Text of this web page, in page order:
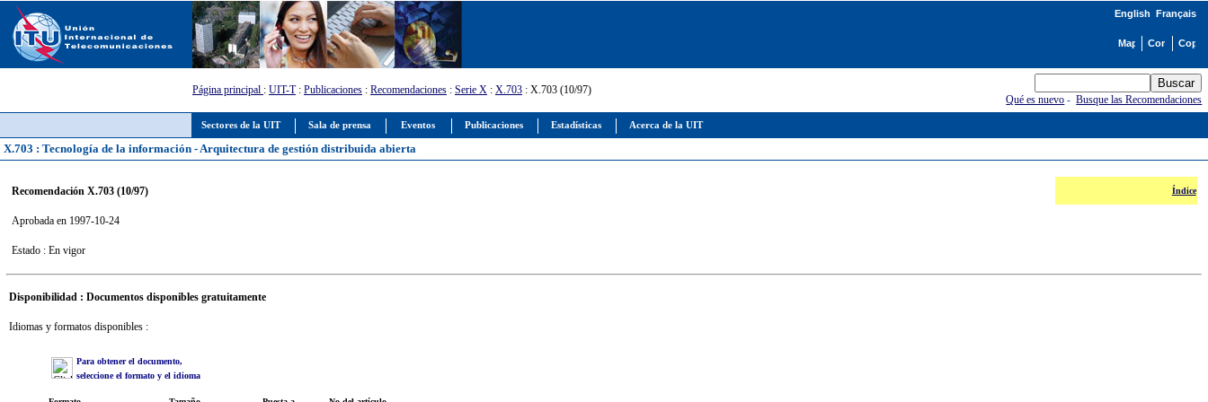
Sectores de la UIT Sala de prensa Eventos Publicaciones Estadísticas Acerca de la UIT
English Français
Página principal : UIT-T: Publicaciones : Recomendaciones : Serie X : X.703 : X.703 (10/97)
Qué es nuevo -Busque las Recomendaciones
X.703 : Tecnología de la información - Arquitectura de gestión distribuida abierta
Recomendación X.703 (10/97)
Aprobada en 1997-10-24
Estado : En vigor
Índice
Disponibilidad : Documentos disponibles gratuitamente
Idiomas y formatos disponibles :
Para obtener el documento,
seleccione el formato y el idioma